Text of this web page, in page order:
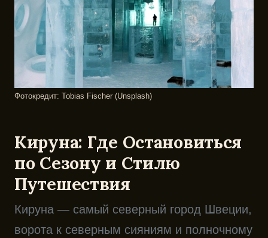
Фотокредит: Tobias Fischer (Unsplash)
Кируна: Где Остановиться
по Сезону и Стилю
Путешествия
Кируна — самый северный город Швеции,
ворота к северным сияниям и полночному